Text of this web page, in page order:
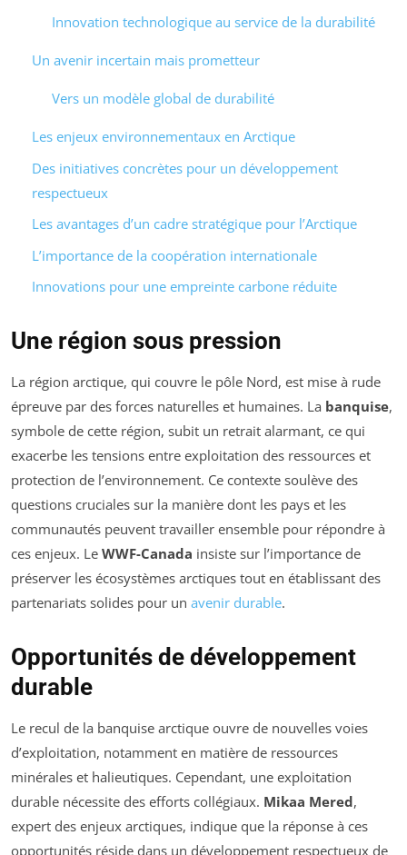
Innovation technologique au service de la durabilité
Un avenir incertain mais prometteur
Vers un modèle global de durabilité
Les enjeux environnementaux en Arctique
Des initiatives concrètes pour un développement
respectueux
Les avantages d’un cadre stratégique pour l’Arctique
L’importance de la coopération internationale
Innovations pour une empreinte carbone réduite
Une région sous pression
La région arctique, qui couvre le pôle Nord, est mise à rude
épreuve par des forces naturelles et humaines. La banquise,
symbole de cette région, subit un retrait alarmant, ce qui
exacerbe les tensions entre exploitation des ressources et
protection de l’environnement. Ce contexte soulève des
questions cruciales sur la manière dont les pays et les
communautés peuvent travailler ensemble pour répondre à
ces enjeux. Le WWF-Canada insiste sur l’importance de
préserver les écosystèmes arctiques tout en établissant des
partenariats solides pour un avenir durable.
Opportunités de développement
durable
Le recul de la banquise arctique ouvre de nouvelles voies
d’exploitation, notamment en matière de ressources
minérales et halieutiques. Cependant, une exploitation
durable nécessite des efforts collégiaux. Mikaa Mered,
expert des enjeux arctiques, indique que la réponse à ces
opportunités réside dans un développement respectueux de